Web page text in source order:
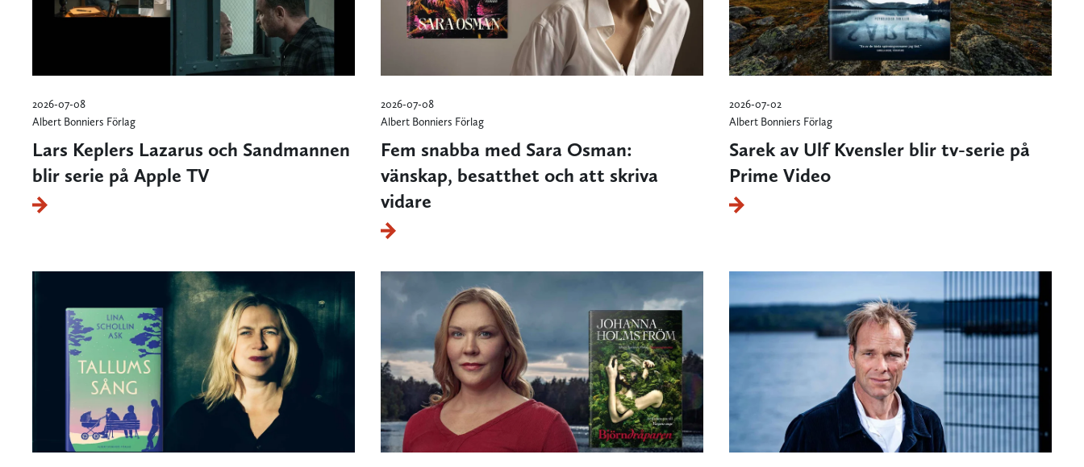
2026-07-08
Albert Bonniers Förlag
Lars Keplers Lazarus och Sandmannen
blir serie på Apple TV
2026-07-08
Albert Bonniers Förlag
Fem snabba med Sara Osman:
vänskap, besatthet och att skriva
vidare
2026-07-02
Albert Bonniers Förlag
Sarek av Ulf Kvensler blir tv-serie på
Prime Video